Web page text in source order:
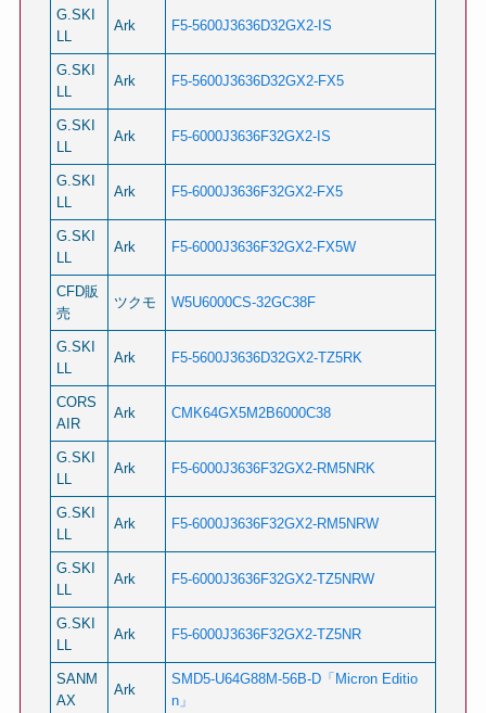
G.SKI
LL
Ark F5-5600J3636D32GX2-IS
G.SKI
LL
Ark F5-5600J3636D32GX2-FX5
G.SKI
LL
Ark F5-6000J3636F32GX2-IS
G.SKI
LL
Ark F5-6000J3636F32GX2-FX5
G.SKI
LL
Ark F5-6000J3636F32GX2-FX5W
CFD販
売
ツクモ W5U6000CS-32GC38F
G.SKI
LL
Ark F5-5600J3636D32GX2-TZ5RK
CORS
AIR
Ark CMK64GX5M2B6000C38
G.SKI
LL
Ark F5-6000J3636F32GX2-RM5NRK
G.SKI
LL
Ark F5-6000J3636F32GX2-RM5NRW
G.SKI
LL
Ark F5-6000J3636F32GX2-TZ5NRW
G.SKI
LL
Ark F5-6000J3636F32GX2-TZ5NR
SANM
AX
Ark
SMD5-U64G88M-56B-D「Micron Editio
n」